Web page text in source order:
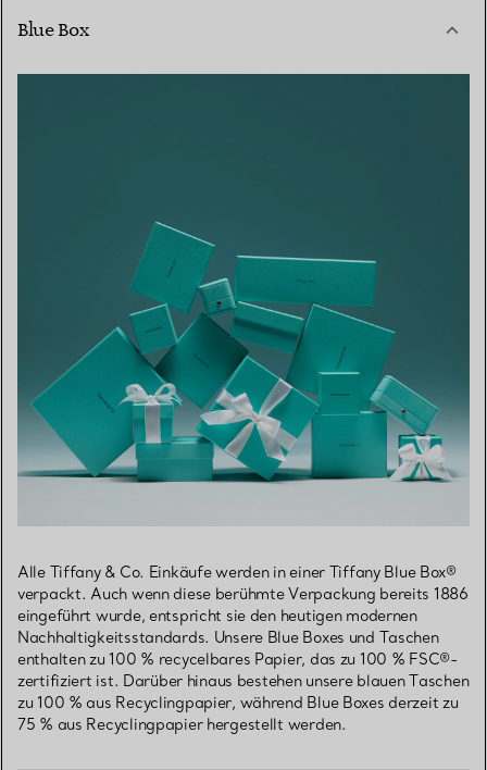
Blue Box
Alle Tiffany & Co. Einkäufe werden in einer Tiffany Blue Box®
verpackt. Auch wenn diese berühmte Verpackung bereits 1886
eingeführt wurde, entspricht sie den heutigen modernen
Nachhaltigkeitsstandards. Unsere Blue Boxes und Taschen
enthalten zu 100 % recycelbares Papier, das zu 100 % FSC®-
zertifiziert ist. Darüber hinaus bestehen unsere blauen Taschen
zu 100 % aus Recyclingpapier, während Blue Boxes derzeit zu
75 % aus Recyclingpapier hergestellt werden.